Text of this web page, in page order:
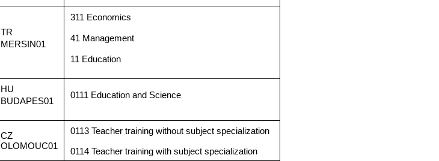
TR
MERSIN01
311 Economics
41 Management
11 Education
HU
BUDAPES01
0111 Education and Science
CZ
OLOMOUC01
0113 Teacher training without subject specialization
0114 Teacher training with subject specialization